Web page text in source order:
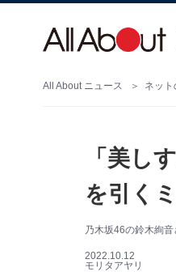
All About ニュース ネット
「美し
を引く
乃木坂46の鈴木絢
2022.10.12
モリタアヤリ